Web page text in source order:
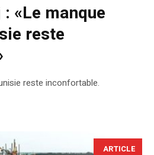
«Le manque
reste
reste inconfortable.
ARTICLE